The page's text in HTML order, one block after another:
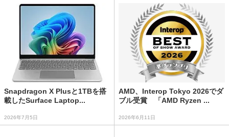
Snapdragon X Plusと1TBを搭
載したSurface Laptop...
2026年7月5日
AMD、Interop Tokyo 2026でダ
ブル受賞 「AMD Ryzen ...
2026年6月11日